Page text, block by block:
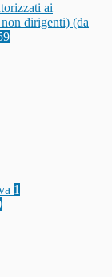
ai
dirigenti) (da
1